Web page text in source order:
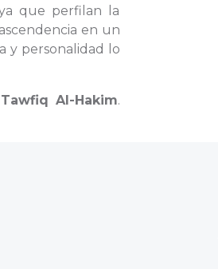
que perfilan la
en un
y personalidad lo
Tawfiq Al-Hakim.